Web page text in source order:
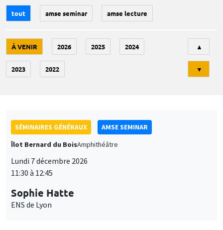
tout amse seminar amse lecture
À VENIR 2026 2025 2024
2023 2022
▲
▼
SÉMINAIRES GÉNÉRAUX
AMSE SEMINAR
Îlot Bernard du BoisAmphithéâtre
Lundi 7 décembre 2026
11:30 à 12:45
Sophie Hatte
ENS de Lyon